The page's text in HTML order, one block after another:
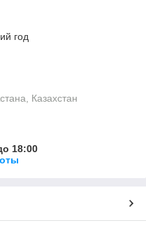
год
Казахстан
18:00